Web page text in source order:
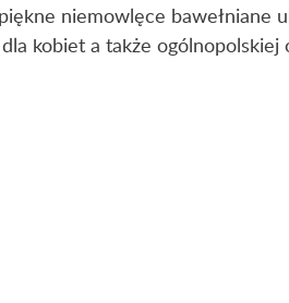
niemowlęce bawełniane
kobiet a także